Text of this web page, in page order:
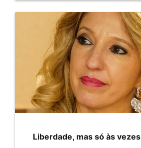
Liberdade, mas só às vezes